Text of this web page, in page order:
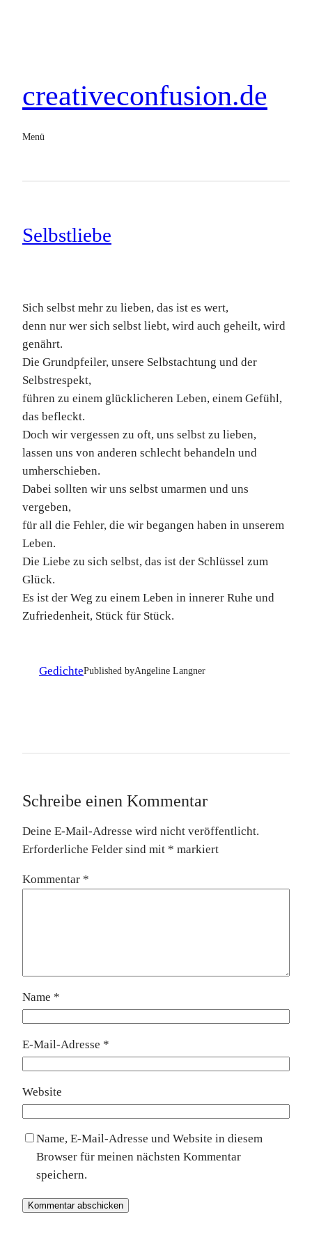
creativeconfusion.de
Menü
Selbstliebe
Sich selbst mehr zu lieben, das ist es wert,
denn nur wer sich selbst liebt, wird auch geheilt, wird
genährt.
Die Grundpfeiler, unsere Selbstachtung und der
Selbstrespekt,
führen zu einem glücklicheren Leben, einem Gefühl,
das befleckt.
Doch wir vergessen zu oft, uns selbst zu lieben,
lassen uns von anderen schlecht behandeln und
umherschieben.
Dabei sollten wir uns selbst umarmen und uns
vergeben,
für all die Fehler, die wir begangen haben in unserem
Leben.
Die Liebe zu sich selbst, das ist der Schlüssel zum
Glück.
Es ist der Weg zu einem Leben in innerer Ruhe und
Zufriedenheit, Stück für Stück.
GedichtePublished byAngeline Langner
Schreibe einen Kommentar
Deine E-Mail-Adresse wird nicht veröffentlicht.
Erforderliche Felder sind mit * markiert
Kommentar *
Name *
E-Mail-Adresse *
Website
Name, E-Mail-Adresse und Website in diesem
Browser für meinen nächsten Kommentar
speichern.